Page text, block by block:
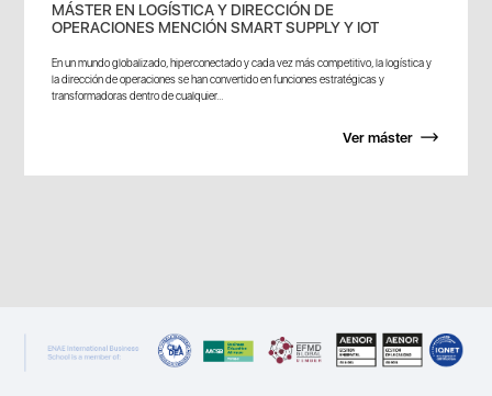
MÁSTER EN LOGÍSTICA Y DIRECCIÓN DE
OPERACIONES MENCIÓN SMART SUPPLY Y IOT
En un mundo globalizado, hiperconectado y cada vez más competitivo, la logística y
la dirección de operaciones se han convertido en funciones estratégicas y
transformadoras dentro de cualquier...
Ver máster